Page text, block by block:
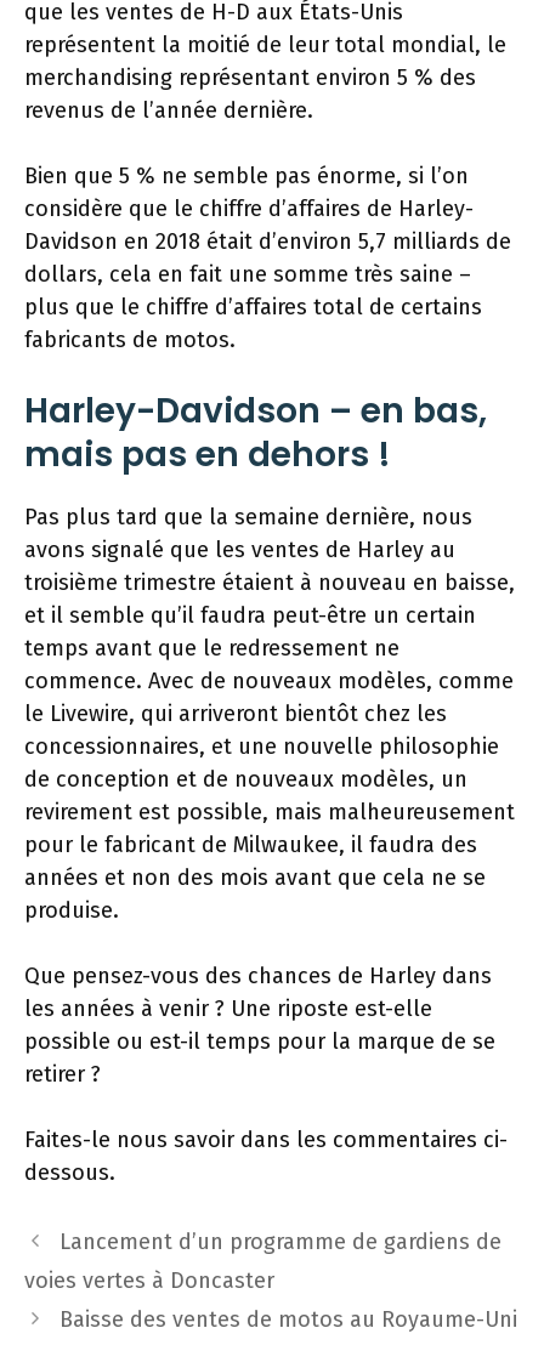
que les ventes de H-D aux États-Unis
représentent la moitié de leur total mondial, le
merchandising représentant environ 5 % des
revenus de l’année dernière.
Bien que 5 % ne semble pas énorme, si l’on
considère que le chiffre d’affaires de Harley-
Davidson en 2018 était d’environ 5,7 milliards de
dollars, cela en fait une somme très saine –
plus que le chiffre d’affaires total de certains
fabricants de motos.
Harley-Davidson – en bas,
mais pas en dehors !
Pas plus tard que la semaine dernière, nous
avons signalé que les ventes de Harley au
troisième trimestre étaient à nouveau en baisse,
et il semble qu’il faudra peut-être un certain
temps avant que le redressement ne
commence. Avec de nouveaux modèles, comme
le Livewire, qui arriveront bientôt chez les
concessionnaires, et une nouvelle philosophie
de conception et de nouveaux modèles, un
revirement est possible, mais malheureusement
pour le fabricant de Milwaukee, il faudra des
années et non des mois avant que cela ne se
produise.
Que pensez-vous des chances de Harley dans
les années à venir ? Une riposte est-elle
possible ou est-il temps pour la marque de se
retirer ?
Faites-le nous savoir dans les commentaires ci-
dessous.
Navigation
des
articles
Lancement d’un programme de gardiens de
voies vertes à Doncaster
Baisse des ventes de motos au Royaume-Uni